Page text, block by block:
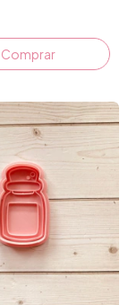
Comprar